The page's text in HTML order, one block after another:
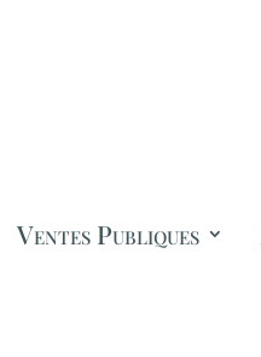
Ventes Publiques